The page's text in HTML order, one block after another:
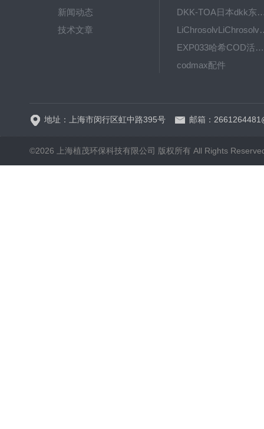
新闻动态
技术文章
DKK-TOA日本dkk东亚电
EXP033哈希COD活塞泵价格 EXP033
codmax配件
地址：上海市闵行区虹中路395号 邮箱：
©2026 上海植茂环保科技有限公司 版权所有 All Rights